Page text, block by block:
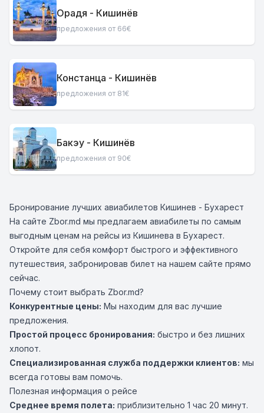
Орадя - Кишинёв
предложения от 66€
Констанца - Кишинёв
предложения от 81€
Бакэу - Кишинёв
предложения от 90€
Бронирование лучших авиабилетов Кишинев - Бухарест
На сайте Zbor.md мы предлагаем авиабилеты по самым
выгодным ценам на рейсы из Кишинева в Бухарест.
Откройте для себя комфорт быстрого и эффективного
путешествия, забронировав билет на нашем сайте прямо
сейчас.
Почему стоит выбрать Zbor.md?
Конкурентные цены: Мы находим для вас лучшие
предложения.
Простой процесс бронирования: быстро и без лишних
хлопот.
Специализированная служба поддержки клиентов: мы
всегда готовы вам помочь.
Полезная информация о рейсе
Среднее время полета: приблизительно 1 час 20 минут.